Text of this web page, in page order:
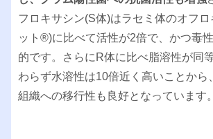
フロキサシン(S体)はラセミ体のオフ
ット®︎)に比べて活性が2倍で、かつ毒
的です。さらにR体に比べ脂溶性が同
わらず水溶性は10倍近く高いことから
組織への移行性も良好となっています。